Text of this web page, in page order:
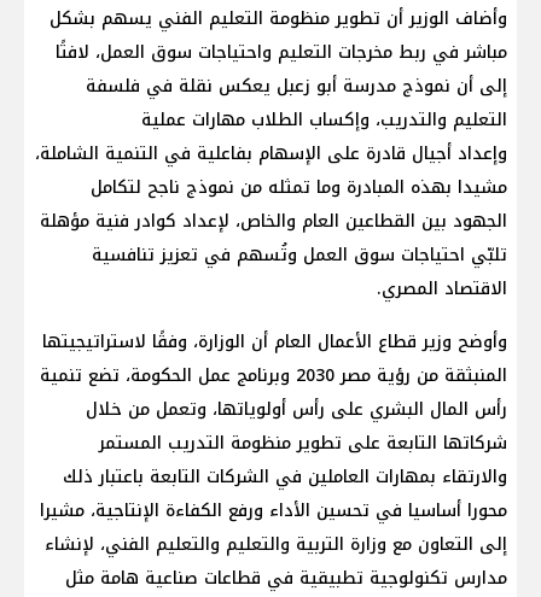
وأضاف الوزير أن تطوير منظومة التعليم الفني يسهم بشكل
مباشر في ربط مخرجات التعليم واحتياجات سوق العمل، لافتًا
إلى أن نموذج مدرسة أبو زعبل يعكس نقلة في فلسفة
التعليم والتدريب، وإكساب الطلاب مهارات عملية
وإعداد أجيال قادرة على الإسهام بفاعلية في التنمية الشاملة،
مشيدا بهذه المبادرة وما تمثله من نموذج ناجح لتكامل
الجهود بين القطاعين العام والخاص، لإعداد كوادر فنية مؤهلة
تلبّي احتياجات سوق العمل وتُسهم في تعزيز تنافسية
الاقتصاد المصري.
وأوضح وزير قطاع الأعمال العام أن الوزارة، وفقًا لاستراتيجيتها
المنبثقة من رؤية مصر 2030 وبرنامج عمل الحكومة، تضع تنمية
رأس المال البشري على رأس أولوياتها، وتعمل من خلال
شركاتها التابعة على تطوير منظومة التدريب المستمر
والارتقاء بمهارات العاملين في الشركات التابعة باعتبار ذلك
محورا أساسيا في تحسين الأداء ورفع الكفاءة الإنتاجية، مشيرا
إلى التعاون مع وزارة التربية والتعليم والتعليم الفني، لإنشاء
مدارس تكنولوجية تطبيقية في قطاعات صناعية هامة مثل